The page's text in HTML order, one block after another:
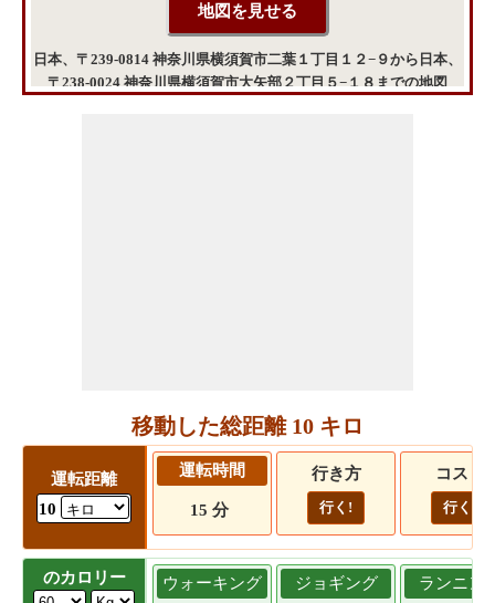
日本、〒239-0814 神奈川県横須賀市二葉１丁目１２−９から日本、
〒238-0024 神奈川県横須賀市大矢部２丁目５−１８までの地図
移動した総距離 10 キロ
運転距離
10
運転時間
15 分
行き方
行く!
コスト
行く!
のカロリー
ウォーキング
ジョギング
ランニン